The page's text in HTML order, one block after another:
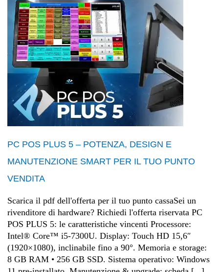
PC POS PLUS 5 – POTENZA, DESIGN E
MANUTENZIONE SMART PER IL TUO PUNTO
VENDITA
Scarica il pdf dell'offerta per il tuo punto cassaSei un
rivenditore di hardware? Richiedi l'offerta riservata PC
POS PLUS 5: le caratteristiche vincenti Processore:
Intel® Core™ i5-7300U. Display: Touch HD 15,6″
(1920×1080), inclinabile fino a 90°. Memoria e storage:
8 GB RAM • 256 GB SSD. Sistema operativo: Windows